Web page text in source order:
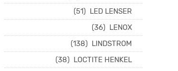
LED LENSER
(51)
LENOX
(36)
LINDSTROM
(138)
LOCTITE HENKEL
(38)